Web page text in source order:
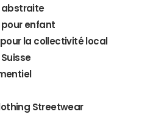
abstraite
enfant
la collectivité local
Streetwear